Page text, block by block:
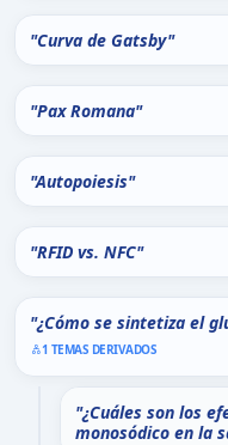
"Curva de Gatsby"
"Pax Romana"
"Autopoiesis"
"RFID vs. NFC"
"¿Cómo se sintetiza el
1 TEMAS DERIVADOS
"¿Cuáles son los
monosódico en la